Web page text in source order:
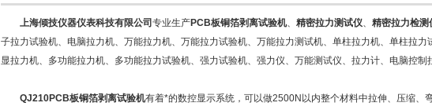
上海倾技仪器仪表科技有限公司 专业生产PCB板铜箔剥离试验机、 精密拉力测试仪、 精密拉力检测
子拉力试验机、电脑拉力机、万能拉力机、万能拉力试验机、万能拉力测试机、单柱拉力机、单柱拉
显拉力机、多功能拉力机、多功能拉力试验机、强力试验机、强力仪、万能测试仪、拉力计、电脑控制
QJ210PCB板铜箔剥离试验机有着*的数控显示系统，可以做2500N以内整个材料中拉伸、压缩、